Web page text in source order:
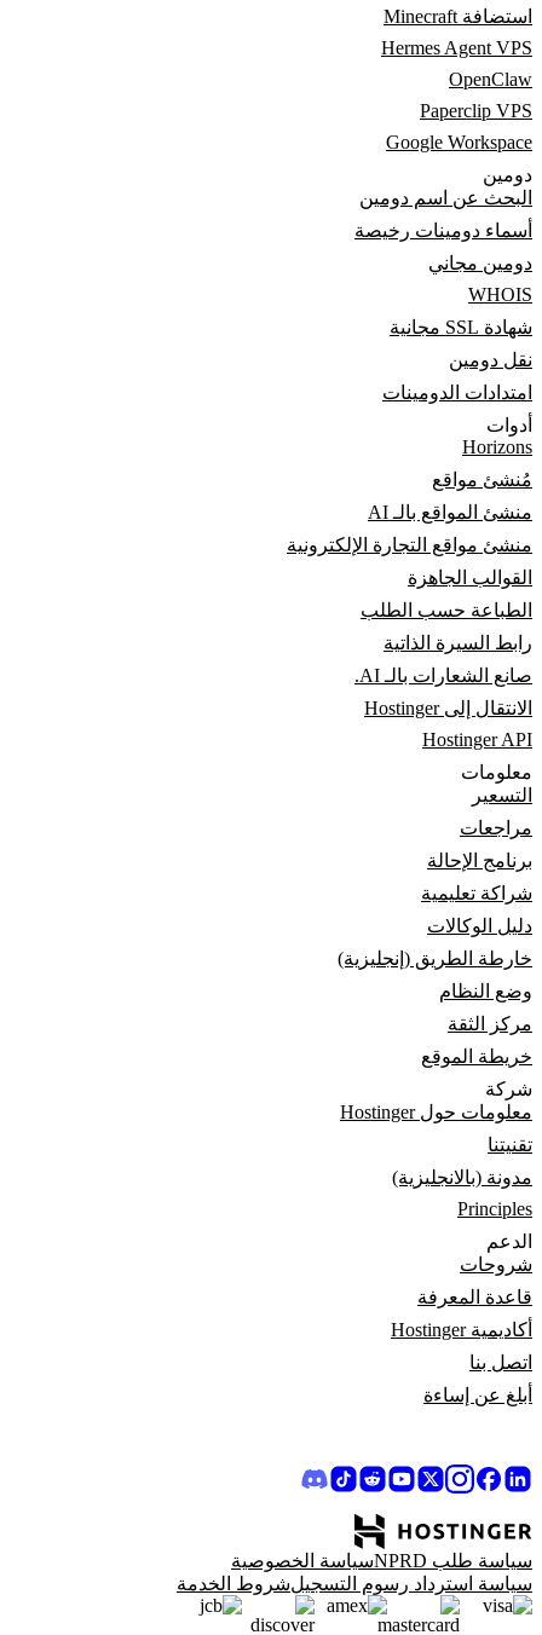
استضافة Minecraft
Hermes Agent VPS
OpenClaw
Paperclip VPS
Google Workspace
دومين
البحث عن اسم دومين
أسماء دومينات رخيصة
دومين مجاني
WHOIS
شهادة SSL مجانية
نقل دومين
امتدادات الدومينات
أدوات
Horizons
مُنشئ مواقع
منشئ المواقع بالـ AI
منشئ مواقع التجارة الإلكترونية
القوالب الجاهزة
الطباعة حسب الطلب
رابط السيرة الذاتية
صانع الشعارات بالـ AI.
الانتقال إلى Hostinger
Hostinger API
معلومات
التسعير
مراجعات
برنامج الإحالة
شراكة تعليمية
دليل الوكالات
خارطة الطريق (إنجليزية)
وضع النظام
مركز الثقة
خريطة الموقع
شركة
معلومات حول Hostinger
تقنيتنا
مدونة (بالانجليزية)
Principles
الدعم
شروحات
قاعدة المعرفة
أكاديمية Hostinger
اتصل بنا
أبلغ عن إساءة
سياسة طلب NPRD
سياسة الخصوصية
سياسة استرداد رسوم التسجيلشروط الخدمة